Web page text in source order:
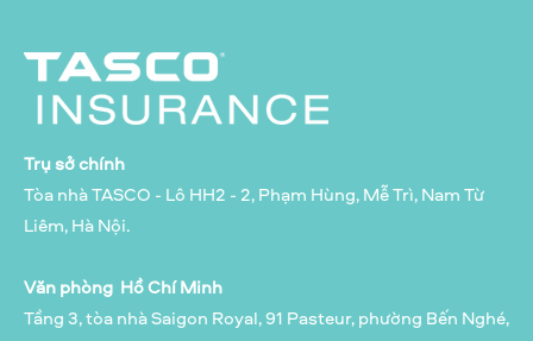
Trụ sở chính
Tòa nhà TASCO - Lô HH2 - 2, Phạm Hùng, Mễ Trì, Nam Từ
Liêm, Hà Nội.
Văn phòng Hồ Chí Minh
Tầng 3, tòa nhà Saigon Royal, 91 Pasteur, phường Bến Nghé,